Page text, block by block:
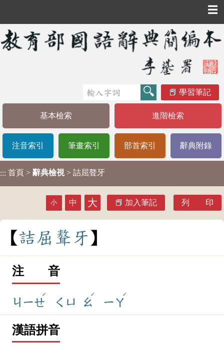
☰
學習筆記
基本檢索 進階檢索
注音索引 筆畫索引 部首索引 辭典附錄
::: 首頁 > 辭典檢視 > 詰屈聱牙
小 中 大 加入筆記 列 印
詰屈 聱 牙
注 音
ㄐㄧㄝ
ˊ
ㄑㄩ ㄠ
ˊ
ㄧㄚ
ˊ
漢語拼音